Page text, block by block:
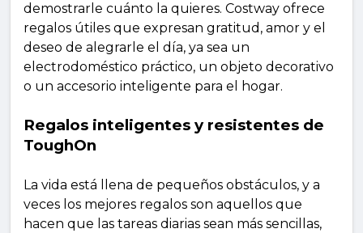
demostrarle cuánto la quieres. Costway ofrece
regalos útiles que expresan gratitud, amor y el
deseo de alegrarle el día, ya sea un
electrodoméstico práctico, un objeto decorativo
o un accesorio inteligente para el hogar.
Regalos inteligentes y resistentes de
ToughOn
La vida está llena de pequeños obstáculos, y a
veces los mejores regalos son aquellos que
hacen que las tareas diarias sean más sencillas,